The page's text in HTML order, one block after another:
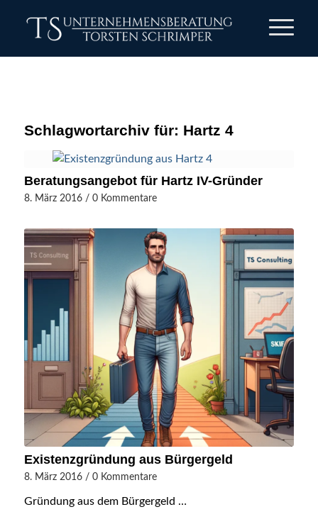
Schlagwortarchiv für: Hartz 4
Beratungsangebot für Hartz IV-Gründer
8. März 2016 / 0 Kommentare
Existenzgründung aus Bürgergeld
8. März 2016 / 0 Kommentare
Gründung aus dem Bürgergeld …